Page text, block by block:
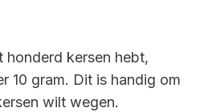
honderd kersen hebt,
10 gram. Dit is handig om
wilt wegen.